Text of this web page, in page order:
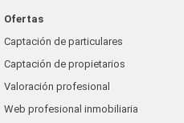
Ofertas
Captación de particulares
Captación de propietarios
Valoración profesional
Web profesional inmobiliaria